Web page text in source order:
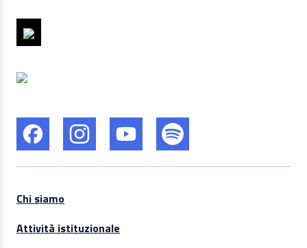
Chi siamo
Attività istituzionale